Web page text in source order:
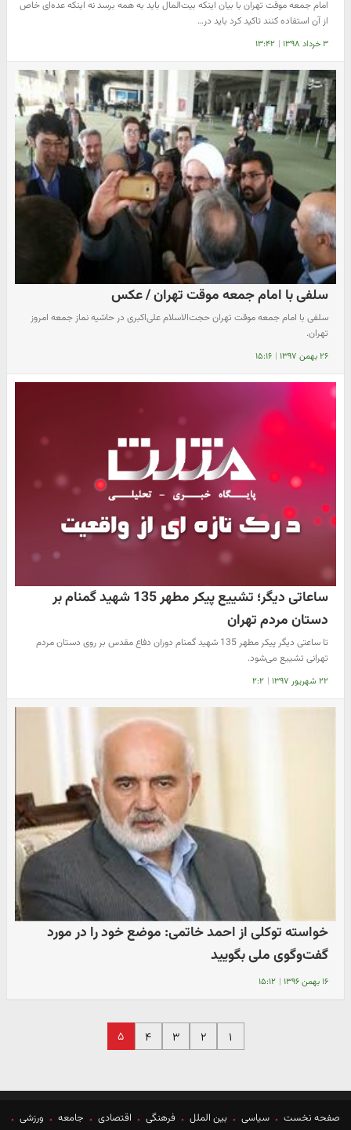
امام جمعه موقت تهران با بیان اینکه بیت‌المال باید به همه برسد نه اینکه عده‌ای خاص
از آن استفاده کنند تاکید کرد باید در…
۳ خرداد ۱۳۹۸ | ۱۳:۴۲
سلفی با امام جمعه موقت تهران / عکس
سلفی با امام جمعه موقت تهران حجت‌الاسلام علی‌اکبری در حاشیه نماز جمعه امروز
تهران.
۲۶ بهمن ۱۳۹۷ | ۱۵:۱۶
ساعاتی دیگر؛ تشییع پیکر مطهر 135 شهید گمنام بر
دستان مردم تهران
تا ساعتی دیگر پیکر مطهر 135 شهید گمنام دوران دفاع مقدس بر روی دستان مردم
تهرانی تشییع می‌شود.
۲۲ شهریور ۱۳۹۷ | ۲:۲
خواسته توکلی از احمد خاتمی: موضع خود را در مورد
گفت‌وگوی ملی بگویید
۱۶ بهمن ۱۳۹۶ | ۱۵:۱۲
۱ ۲ ۳ ۴ ۵
صفحه نخست سیاسی بین الملل فرهنگی اقتصادی جامعه ورزشی